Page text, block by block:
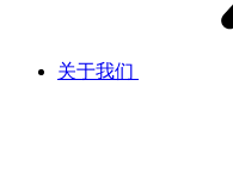
关于我们